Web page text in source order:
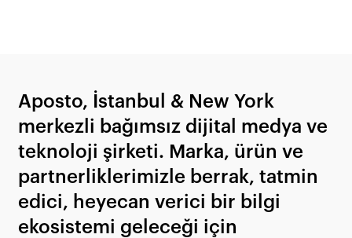
Aposto, İstanbul & New York
merkezli bağımsız dijital medya ve
teknoloji şirketi. Marka, ürün ve
partnerliklerimizle berrak, tatmin
edici, heyecan verici bir bilgi
ekosistemi geleceği için